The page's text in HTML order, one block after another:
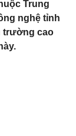
Trung
nghệ tỉnh
trường cao